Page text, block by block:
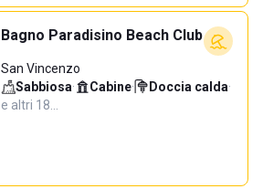
Bagno Paradisino Beach Club
San Vincenzo
Sabbiosa· Cabine· Doccia calda·
e altri 18…